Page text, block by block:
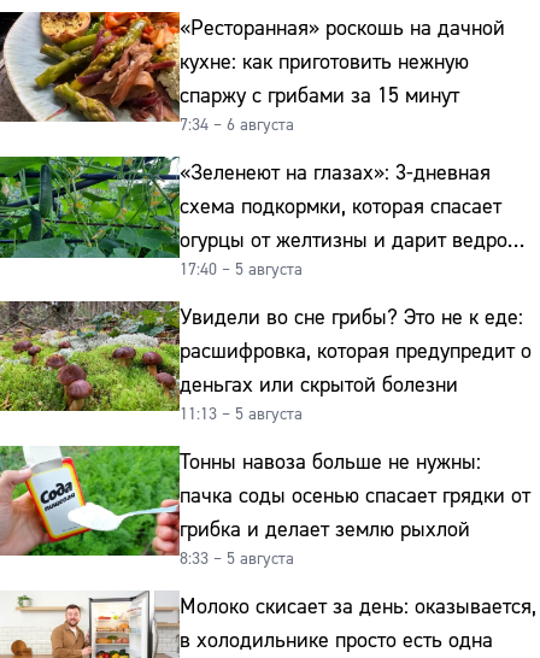
«Ресторанная» роскошь на дачной
кухне: как приготовить нежную
спаржу с грибами за 15 минут
7:34 – 6 августа
«Зеленеют на глазах»: 3-дневная
схема подкормки, которая спасает
огурцы от желтизны и дарит ведро
урожая
17:40 – 5 августа
Увидели во сне грибы? Это не к еде:
расшифровка, которая предупредит о
деньгах или скрытой болезни
11:13 – 5 августа
Тонны навоза больше не нужны:
пачка соды осенью спасает грядки от
грибка и делает землю рыхлой
8:33 – 5 августа
Молоко скисает за день: оказывается,
в холодильнике просто есть одна